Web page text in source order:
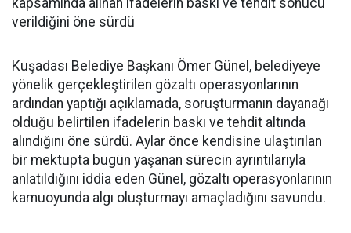
kapsamında alınan ifadelerin baskı ve tehdit sonucu
verildiğini öne sürdü
Kuşadası Belediye Başkanı Ömer Günel, belediyeye
yönelik gerçekleştirilen gözaltı operasyonlarının
ardından yaptığı açıklamada, soruşturmanın dayanağı
olduğu belirtilen ifadelerin baskı ve tehdit altında
alındığını öne sürdü. Aylar önce kendisine ulaştırılan
bir mektupta bugün yaşanan sürecin ayrıntılarıyla
anlatıldığını iddia eden Günel, gözaltı operasyonlarının
kamuoyunda algı oluşturmayı amaçladığını savundu.